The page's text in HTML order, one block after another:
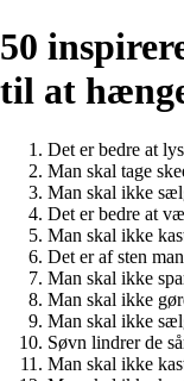
50
til at
Det er bedre at
Man skal tage
Man skal ikke
Det er bedre at
Man skal ikke
Det er af sten
Man skal ikke
Man skal ikke
Man skal ikke
Søvn lindrer de
Man skal ikke